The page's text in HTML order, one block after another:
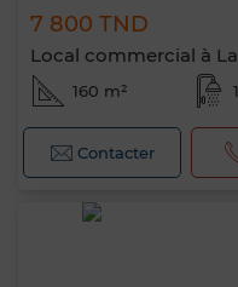
7 800 TND
Local commercial à
160 m²
Contacter